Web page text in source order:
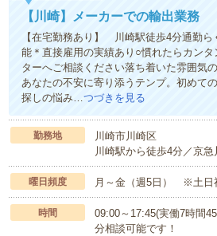
【川崎】メーカーでの輸出業務
【在宅勤務あり】 川崎駅徒歩4分通勤
能＊直接雇用の実績あり○慣れたらカン
ターへご相談ください落ち着いた雰囲気
あなたの不安に寄り添うテンプ。初めて
探しの悩み…つづきを見る
勤務地
川崎市川崎区
川崎駅から徒歩4分／京
曜日頻度 月～金（週5日） ※土日
時間
09:00～17:45(実働7時間
分相談可能です！